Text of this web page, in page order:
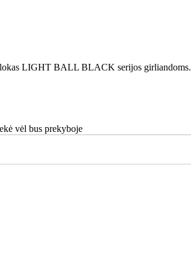
LIGHT BALL BLACK serijos girliandoms.
vėl bus prekyboje